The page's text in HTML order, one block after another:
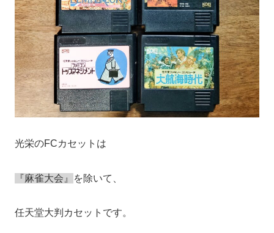
光栄のFCカセットは
『麻雀大会』 を除いて、
任天堂大判カセットです。